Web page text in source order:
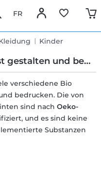
FR
Kinder
und bedrucken
verschiedene Bio
bedrucken. Die von
sind nach Oeko-
und es sind keine
Substanzen